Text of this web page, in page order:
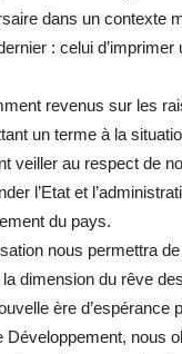
dans un contexte
: celui
revenus sur les
un terme à la
veiller au respect de
l’Etat et
du pays.
nous permettra
dimension du rêve
ère
nous